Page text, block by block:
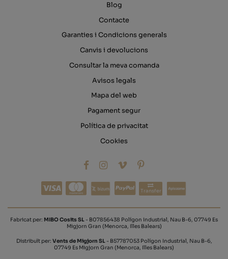
Blog
Contacte
Garanties i Condicions generals
Canvis i devolucions
Consultar la meva comanda
Avisos legals
Mapa del web
Pagament segur
Política de privacitat
Cookies
Transfer
Fabricat per: MIBO Cosits SL - B07856438 Polígon Industrial, Nau B-6, 07749 Es
Migjorn Gran (Menorca, Illes Balears)
Distribuït per: Vents de Migjorn SL- B57787053 Polígon Industrial, Nau B-6,
07749 Es Migjorn Gran (Menorca, Illes Balears)